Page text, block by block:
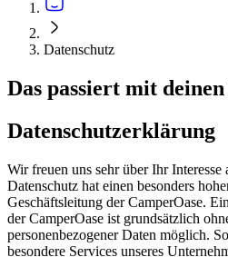
Datenschutz
Das passiert mit
Datenschutzerklärung
Wir freuen uns sehr über Ihr Interesse
Datenschutz hat einen besonders
Geschäftsleitung der CamperOase.
der CamperOase ist grundsätzlich
personenbezogener Daten möglich.
besondere Services unseres